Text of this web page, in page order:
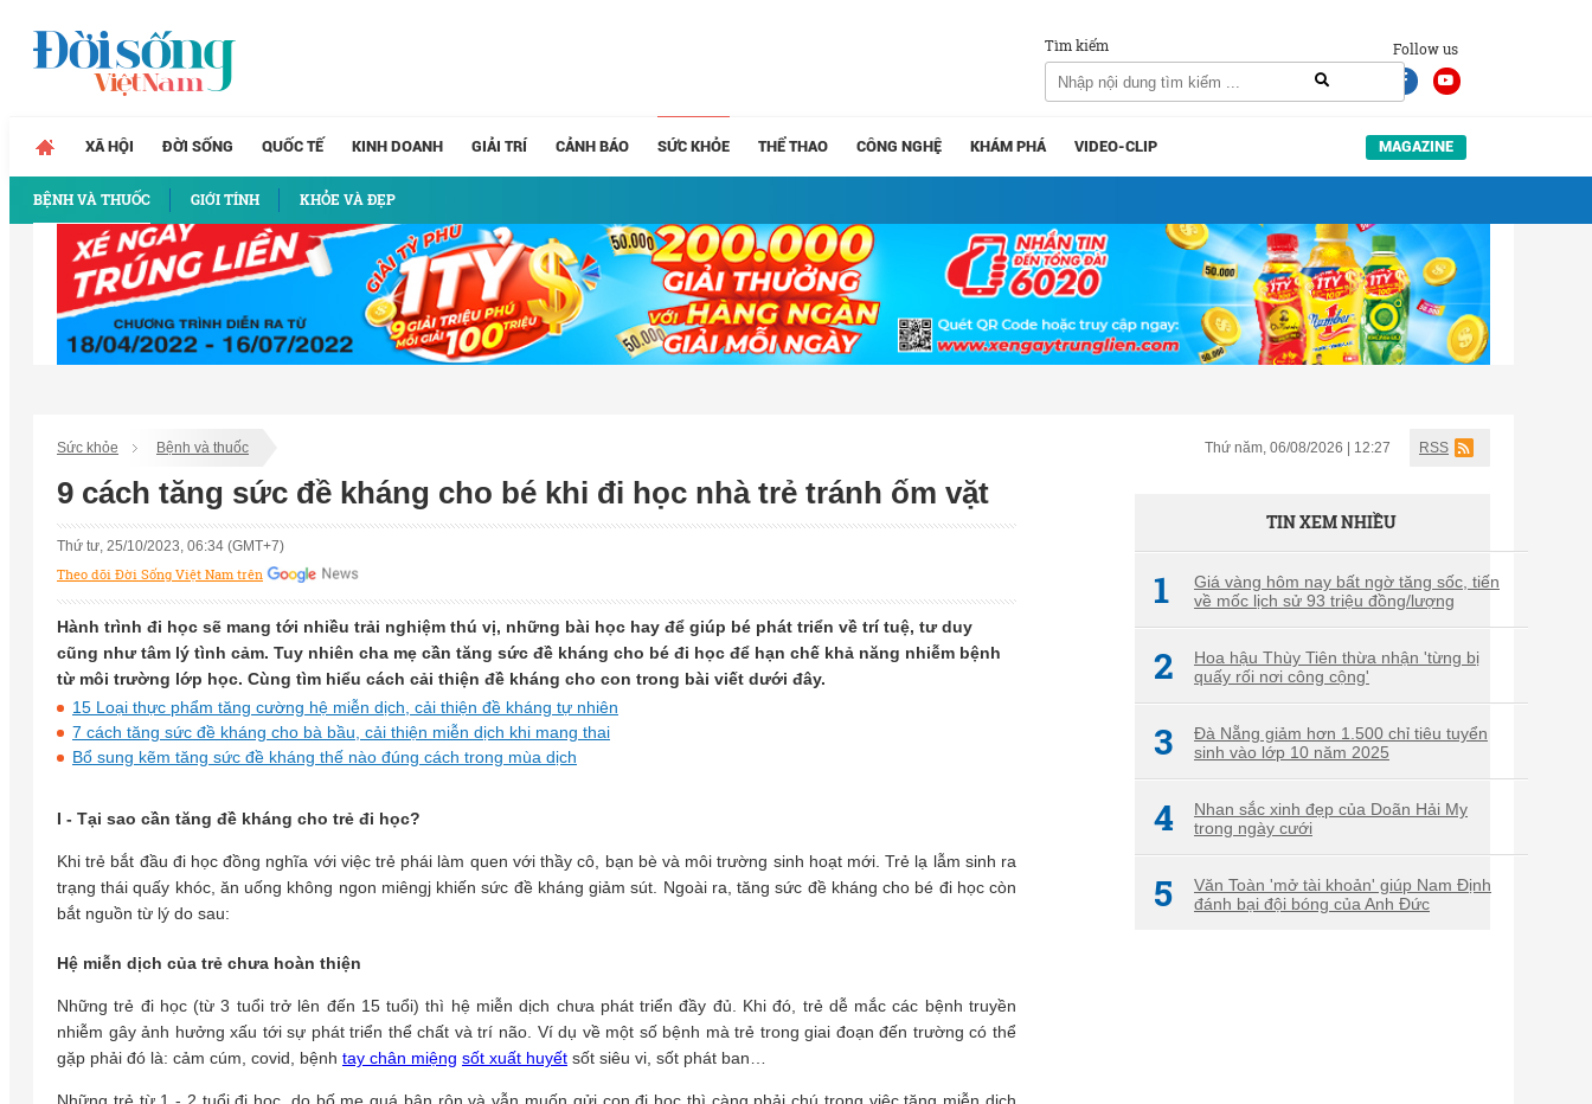
Follow us
Tìm kiếm
XÃ HỘI ĐỜI SỐNG QUỐC TẾ KINH DOANH GIẢI TRÍ CẢNH BÁO SỨC KHỎE
BỆNH VÀ THUỐC GIỚI TÍNH KHỎE VÀ ĐẸP
THỂ THAO CÔNG NGHỆ KHÁM PHÁ VIDEO-CLIP MAGAZINE
Sức khỏe Bệnh và thuốc Thứ năm, 06/08/2026 | 12:27 RSS
9 cách tăng sức đề kháng cho bé khi đi học nhà trẻ tránh ốm vặt
Thứ tư, 25/10/2023, 06:34 (GMT+7)
Theo dõi Đời Sống Việt Nam trên
Hành trình đi học sẽ mang tới nhiều trải nghiệm thú vị, những bài học hay để giúp bé phát triển về trí tuệ, tư duy
cũng như tâm lý tình cảm. Tuy nhiên cha mẹ cần tăng sức đề kháng cho bé đi học để hạn chế khả năng nhiễm bệnh
từ môi trường lớp học. Cùng tìm hiểu cách cải thiện đề kháng cho con trong bài viết dưới đây.
15 Loại thực phẩm tăng cường hệ miễn dịch, cải thiện đề kháng tự nhiên
7 cách tăng sức đề kháng cho bà bầu, cải thiện miễn dịch khi mang thai
Bổ sung kẽm tăng sức đề kháng thế nào đúng cách trong mùa dịch
I - Tại sao cần tăng đề kháng cho trẻ đi học?
Khi trẻ bắt đầu đi học đồng nghĩa với việc trẻ phái làm quen với thầy cô, bạn bè và môi trường sinh hoạt mới. Trẻ lạ lẫm sinh ra
trạng thái quấy khóc, ăn uống không ngon miêngj khiến sức đề kháng giảm sút. Ngoài ra, tăng sức đề kháng cho bé đi học còn
bắt nguồn từ lý do sau:
Hệ miễn dịch của trẻ chưa hoàn thiện
Những trẻ đi học (từ 3 tuổi trở lên đến 15 tuổi) thì hệ miễn dịch chưa phát triển đầy đủ. Khi đó, trẻ dễ mắc các bệnh truyền
nhiễm gây ảnh hưởng xấu tới sự phát triển thể chất và trí não. Ví dụ về một số bệnh mà trẻ trong giai đoạn đến trường có thể
gặp phải đó là: cảm cúm, covid, bệnh tay chân miệng sốt xuất huyết sốt siêu vi, sốt phát ban…
TIN XEM NHIỀU
1
Giá vàng hôm nay bất ngờ tăng sốc, tiến
về mốc lịch sử 93 triệu đồng/lượng
2
Hoa hậu Thùy Tiên thừa nhận 'từng bị
quấy rối nơi công cộng'
3
Đà Nẵng giảm hơn 1.500 chỉ tiêu tuyển
sinh vào lớp 10 năm 2025
4
Nhan sắc xinh đẹp của Doãn Hải My
trong ngày cưới
5
Văn Toàn 'mở tài khoản' giúp Nam Định
đánh bại đội bóng của Anh Đức